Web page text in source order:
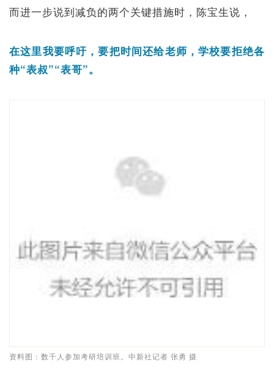
而进一步说到减负的两个关键措施时，陈宝生说，
在这里我要呼吁，要把时间还给老师，学校要拒绝各
种“表叔”“表哥”。
资料图：数千人 参加考研培训班。中新社记者 张勇 摄